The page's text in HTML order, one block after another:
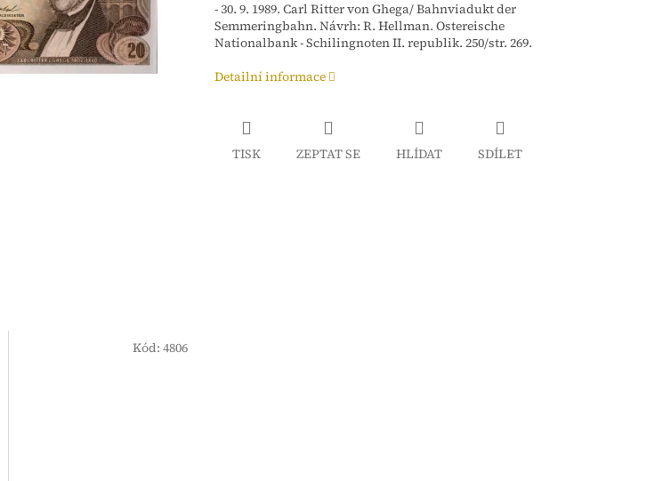
- 30. 9. 1989. Carl Ritter von Ghega/ Bahnviadukt der
Semmeringbahn. Návrh: R. Hellman. Ostereische
Nationalbank - Schilingnoten II. republik. 250/str. 269.
Detailní informace
TISK ZEPTAT SE HLÍDAT SDÍLET
Kód: 4806